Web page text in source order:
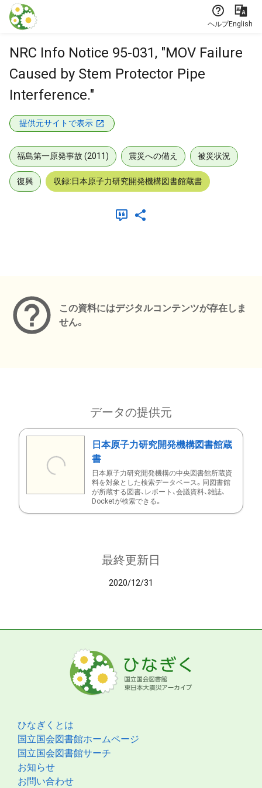
本文に飛ぶ
ヘルプEnglish
NRC Info Notice 95-031, "MOV Failure
Caused by Stem Protector Pipe
Interference."
提供元サイトで表示
福島第一原発事故 (2011) 震災への備え 被災状況
復興 収録:日本原子力研究開発機構図書館蔵書
この資料にはデジタルコンテンツが存在しま
せん。
データの提供元
日本原子力研究開発機構図書館蔵
書
日本原子力研究開発機構の中央図書館所蔵資
料を対象とした検索データベース。同図書館
が所蔵する図書、レポート、会議資料、雑誌、
Docketが検索できる。
最終更新日
2020/12/31
ひなぎくとは
国立国会図書館ホームページ
国立国会図書館サーチ
お知らせ
お問い合わせ